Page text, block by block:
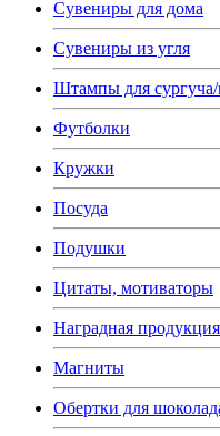
Сувениры для дома
Сувениры из угля
Штампы для сургуча/
Футболки
Кружки
Посуда
Подушки
Цитаты, мотиваторы
Наградная продукция
Магниты
Обертки для